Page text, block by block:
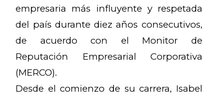
empresaria más influyente y respetada
del país durante diez años consecutivos,
de acuerdo con el Monitor de
Reputación Empresarial Corporativa
(MERCO).
Desde el comienzo de su carrera, Isabel